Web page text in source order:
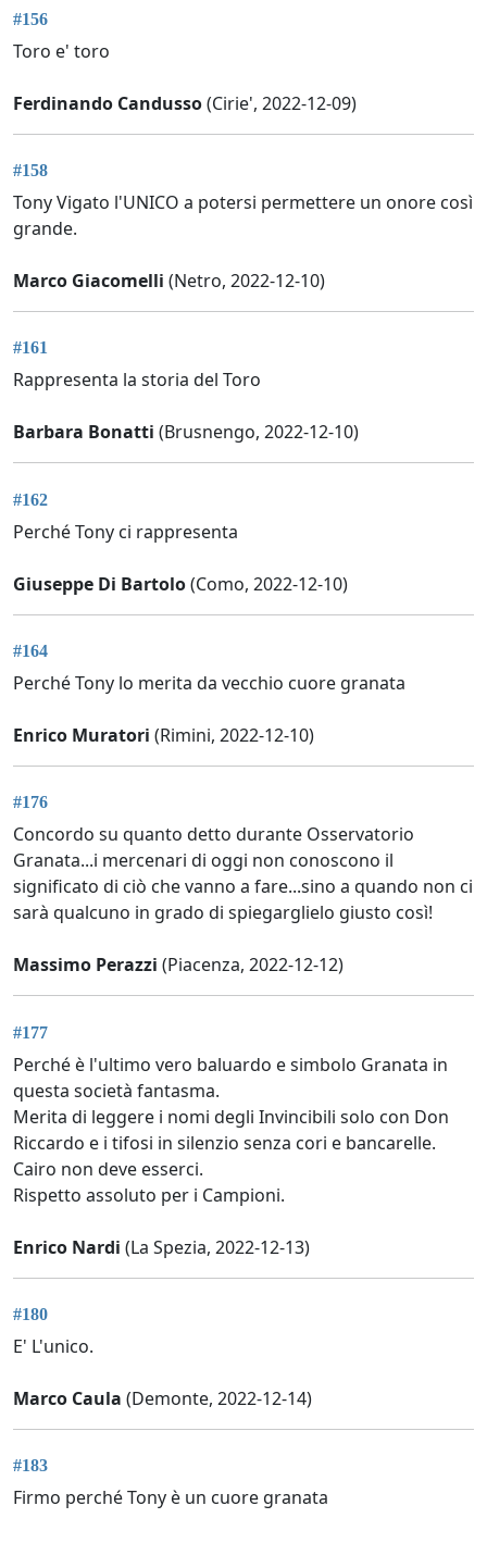
#156
Toro e' toro
Ferdinando Candusso(Cirie', 2022-12-09)
#158
Tony Vigato l'UNICO a potersi permettere un onore così
grande.
Marco Giacomelli (Netro, 2022-12-10)
#161
Rappresenta la storia del Toro
Barbara Bonatti (Brusnengo, 2022-12-10)
#162
Perché Tony ci rappresenta
Giuseppe Di Bartolo(Como, 2022-12-10)
#164
Perché Tony lo merita da vecchio cuore granata
Enrico Muratori (Rimini, 2022-12-10)
#176
Concordo su quanto detto durante Osservatorio
Granata...i mercenari di oggi non conoscono il
significato di ciò che vanno a fare...sino a quando non ci
sarà qualcuno in grado di spiegarglielo giusto così!
Massimo Perazzi (Piacenza, 2022-12-12)
#177
Perché è l'ultimo vero baluardo e simbolo Granata in
questa società fantasma.
Merita di leggere i nomi degli Invincibili solo con Don
Riccardo e i tifosi in silenzio senza cori e bancarelle.
Cairo non deve esserci.
Rispetto assoluto per i Campioni.
Enrico Nardi (La Spezia, 2022-12-13)
#180
E' L'unico.
Marco Caula (Demonte, 2022-12-14)
#183
Firmo perché Tony è un cuore granata